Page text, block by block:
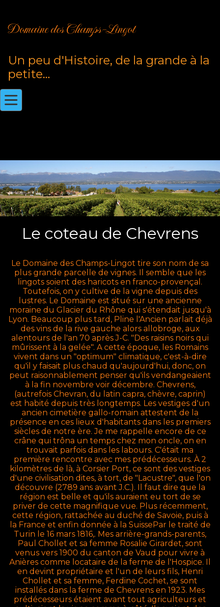
Domaine des Champs-Lingot
Un peu d'Histoire, de la grande à la
petite...
Le coteau de Chevrens
Le Domaine des Champs-Lingot tire son nom de sa
plus grande parcelle de vignes. Il semble que les
lingots soient des haricots en franco-provençal.
Toutefois, on y cultive de la vigne depuis des
lustres. Le Domaine est situé sur une ancienne
moraine du Glacier du Rhône qui s'étendait jusqu'à
Lyon. Beaucoup plus tard, Pline l'Ancien parlait déjà
des vins de la rive gauche alors allobroge, aux
alentours de l'an 70 après J-C. "Des raisins noirs qui
mûrissent à la gelée". A cette époque, les Romains
vivent dans un "optimum" climatique, c'est-à-dire
qu'il y faisait plus chaud qu'aujourd'hui, donc, on
peut raisonnablement penser qu'ils vendangeaient
à la fin novembre voir décembre. Chevrens,
(autrefois Chevran, du latin capra, chèvre, caprin)
est habité depuis très longtemps. Les vestiges d'un
ancien cimetière gallo-romain attestent de la
présence en ces lieux d'habitants dans les premiers
siècles de notre ère. Je me rappelle encore de ce
crâne qui trôna un temps chez mon oncle, on en
trouvait parfois dans les labours. C'était ma
première rencontre avec mes prédécesseurs. À 2
kilomètres de là, à Corsier Port, ce sont des vestiges
d'une civilisation dites, à tort, de "Lacustre", que l'on
découvre (2789 ans avant J.C.). Il faut dire que la
région est belle et qu'ils auraient eu tort de se
priver de cette magnifique vue. Plus récemment,
cette région, rattachée au duché de Savoie, puis à
la France et enfin donnée à la SuissePar le traité de
Turin le 16 mars 1816,. Mes arrière-grands-parents,
Paul Chollet et sa femme Rosalie Girardet, sont
venus vers 1900 du canton de Vaud pour vivre à
Anières comme locataire de la ferme de l'Hospice. Il
en devint propriétaire et l'un de leurs fils, Henri
Chollet et sa femme, Ferdine Cochet, se sont
installés dans la ferme de Chevrens en 1923. Mes
prédécesseurs étaient avant tout agriculteurs et